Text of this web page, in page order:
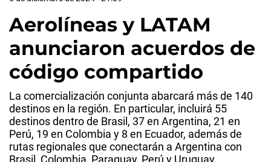
Aerolíneas y LATAM
anunciaron acuerdos de
código compartido
La comercialización conjunta abarcará más de 140
destinos en la región. En particular, incluirá 55
destinos dentro de Brasil, 37 en Argentina, 21 en
Perú, 19 en Colombia y 8 en Ecuador, además de
rutas regionales que conectarán a Argentina con
Brasil, Colombia, Paraguay, Perú y Uruguay.